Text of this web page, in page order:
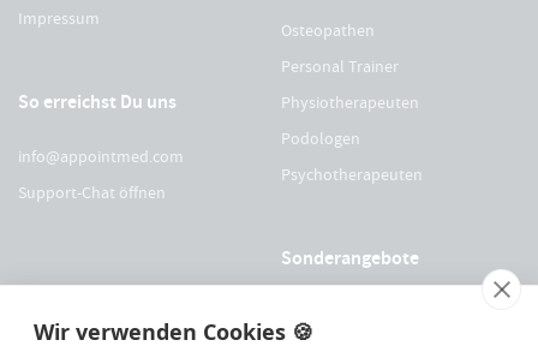
Wir verwenden Cookies 🍪
Impressum
So erreichst Du uns
info@appointmed.com
Support-Chat öffnen
Osteopathen
Personal Trainer
Physiotherapeuten
Podologen
Psychotherapeuten
Sonderangebote